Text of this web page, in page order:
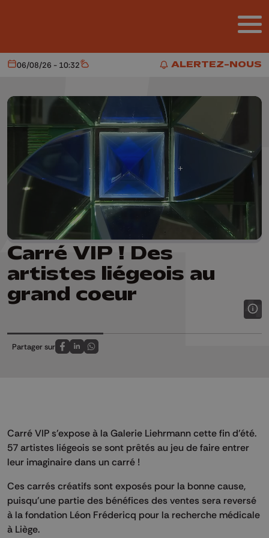
ALERTEZ-NOUS
ALERTEZ-NOUS
Aujourd'hui
06/08/26 - 10:32 Météo
Carré VIP ! Des
artistes liégeois au
grand coeur
Partager sur
Partagez sur FaceBook
Partagez sur LinkedIn
Partagez sur Whatsapp
Carré VIP s'expose à la Galerie Liehrmann cette fin d'été.
57 artistes liégeois se sont prêtés au jeu de faire entrer
leur imaginaire dans un carré !
Ces carrés créatifs sont exposés pour la bonne cause,
puisqu'une partie des bénéfices des ventes sera reversé
à la fondation Léon Frédericq pour la recherche médicale
à Liège.